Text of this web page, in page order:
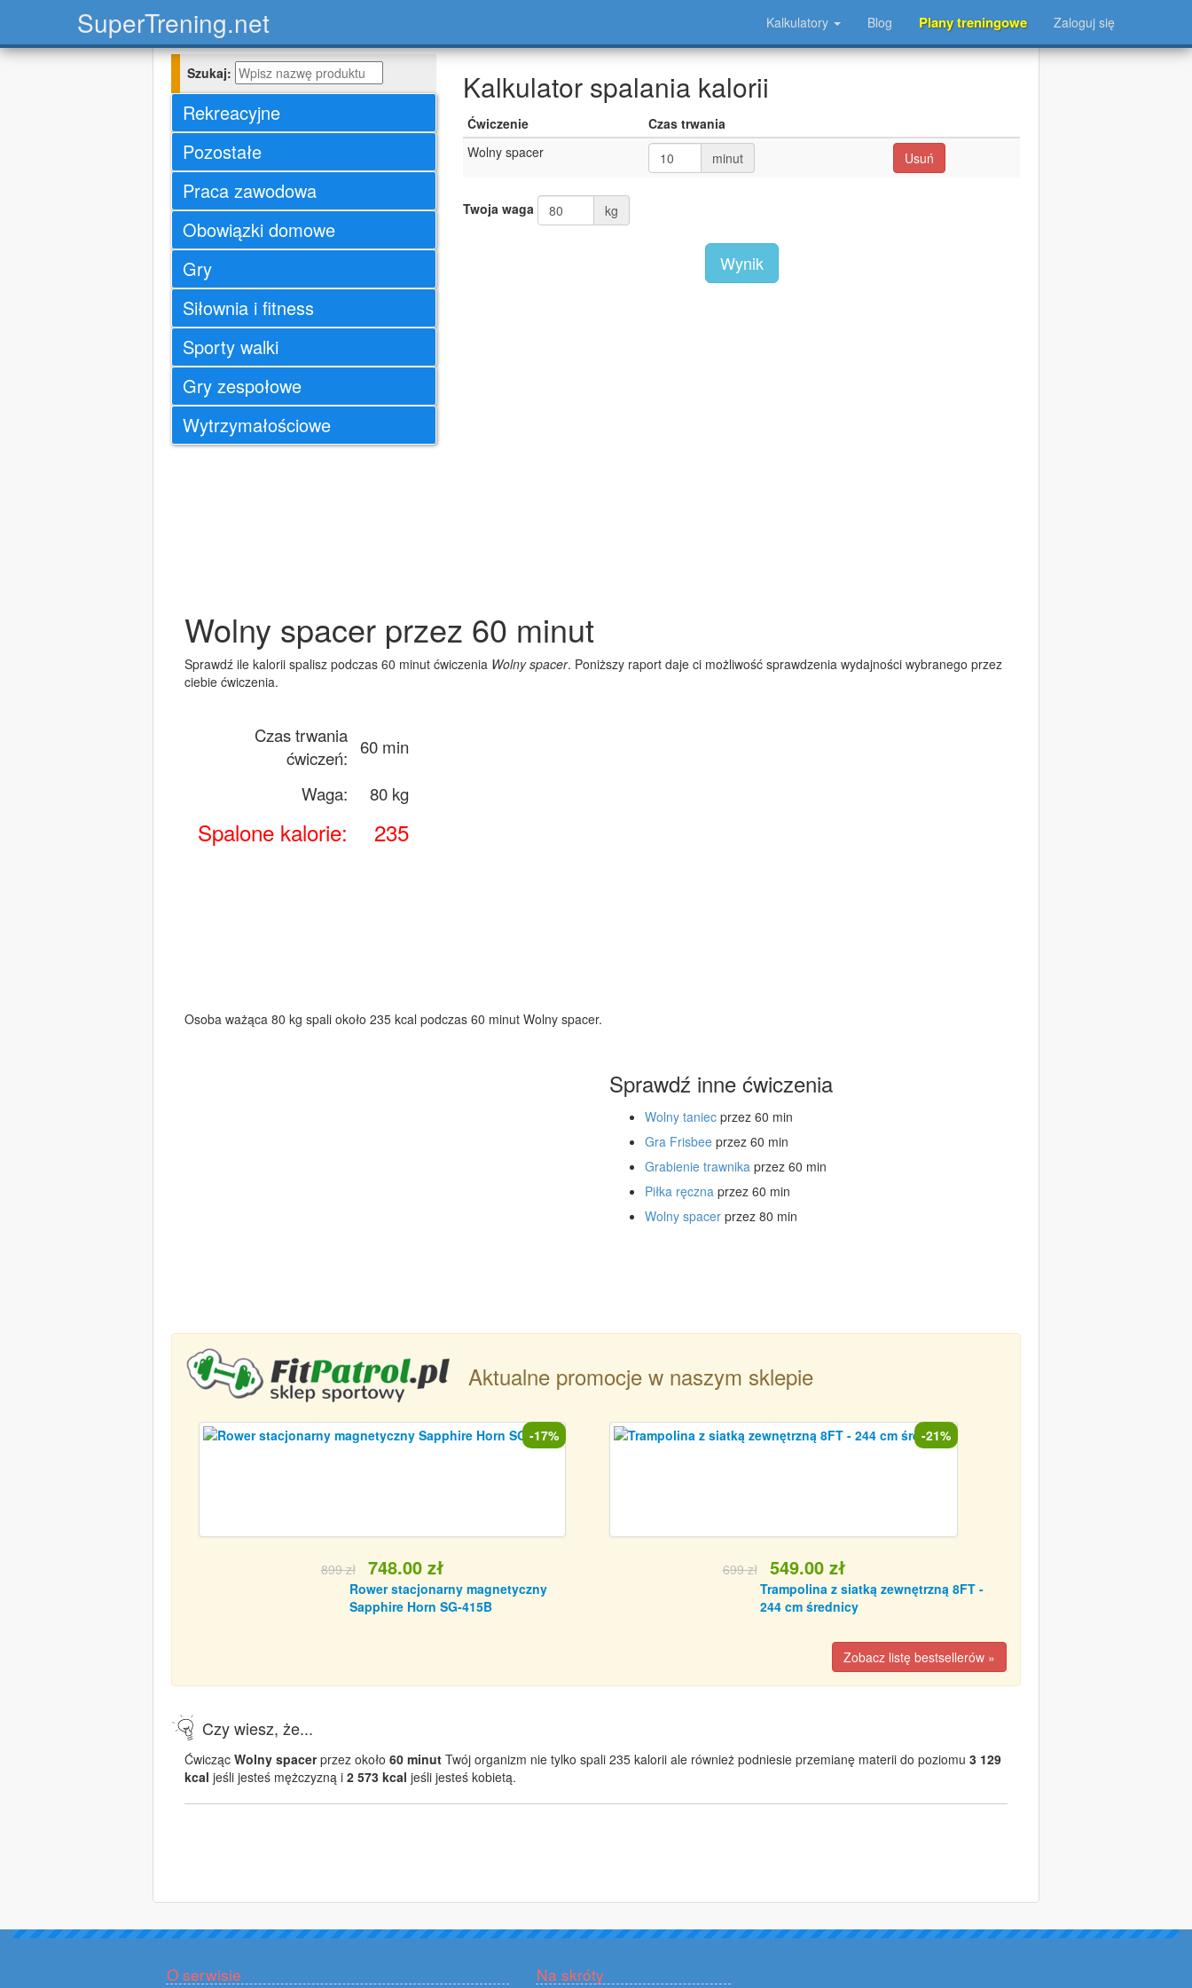
SuperTrening.net Kalkulatory Blog Plany treningowe Zaloguj się
Szukaj:
Rekreacyjne
Pozostałe
Praca zawodowa
Obowiązki domowe
Gry
Siłownia i fitness
Sporty walki
Gry zespołowe
Wytrzymałościowe
Kalkulator spalania kalorii
Ćwiczenie
Czas trwania
Wolny spacer
minut Usuń
Twoja waga kg
Wynik
Wolny spacer przez 60 minut
Sprawdź ile kalorii spalisz podczas 60 minut ćwiczenia Wolny spacer. Poniższy raport daje ci możliwość sprawdzenia wydajności wybranego przez
ciebie ćwiczenia.
Czas trwania
ćwiczeń: 60 min
Waga: 80 kg
Spalone kalorie: 235
Osoba ważąca 80 kg spali około 235 kcal podczas 60 minut Wolny spacer.
Sprawdź inne ćwiczenia
Wolny taniec przez 60 min
Gra Frisbee przez 60 min
Grabienie trawnika przez 60 min
Piłka ręczna przez 60 min
Wolny spacer przez 80 min
Aktualne promocje w naszym sklepie
-17%
899 zł 748.00 zł
Rower stacjonarny magnetyczny
Sapphire Horn SG-415B
-21%
699 zł 549.00 zł
Trampolina z siatką zewnętrzną 8FT -
244 cm średnicy
Zobacz listę bestsellerów »
Czy wiesz, że...
Ćwicząc Wolny spacerprzez około 60 minut Twój organizm nie tylko spali 235 kalorii ale również podniesie przemianę materii do poziomu 3 129
kcal jeśli jesteś mężczyzną i 2 573 kcal jeśli jesteś kobietą.
O serwisie Na skróty